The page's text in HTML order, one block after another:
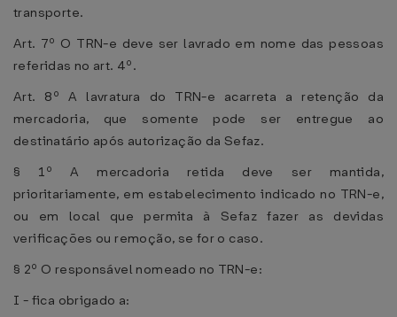
transporte.
Art. 7º O TRN-e deve ser lavrado em nome das pessoas
referidas no art. 4º.
Art. 8º A lavratura do TRN-e acarreta a retenção da
mercadoria, que somente pode ser entregue ao
destinatário após autorização da Sefaz.
§ 1º A mercadoria retida deve ser mantida,
prioritariamente, em estabelecimento indicado no TRN-e,
ou em local que permita à Sefaz fazer as devidas
verificações ou remoção, se for o caso.
§ 2º O responsável nomeado no TRN-e:
I - fica obrigado a: